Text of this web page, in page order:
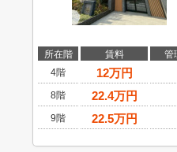
所在階 賃料
管
4階
12万円
8階 22.4万円
9階 22.5万円